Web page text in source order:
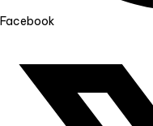
Facebook